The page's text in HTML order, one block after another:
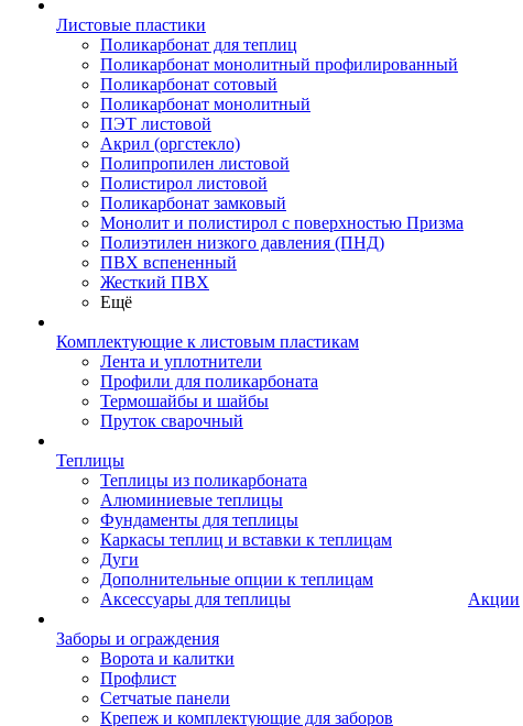
Листовые пластики
Поликарбонат для теплиц
Поликарбонат монолитный профилированный
Поликарбонат сотовый
Поликарбонат монолитный
ПЭТ листовой
Акрил (оргстекло)
Полипропилен листовой
Полистирол листовой
Поликарбонат замковый
Монолит и полистирол с поверхностью Призма
Полиэтилен низкого давления (ПНД)
ПВХ вспененный
Жесткий ПВХ
Ещё
Комплектующие к листовым пластикам
Лента и уплотнители
Профили для поликарбоната
Термошайбы и шайбы
Пруток сварочный
Теплицы
Теплицы из поликарбоната
Алюминиевые теплицы
Фундаменты для теплицы
Каркасы теплиц и вставки к теплицам
Дуги
Дополнительные опции к теплицам
Аксессуары для теплицы
Заборы и ограждения
Ворота и калитки
Профлист
Сетчатые панели
Крепеж и комплектующие для заборов
Акции